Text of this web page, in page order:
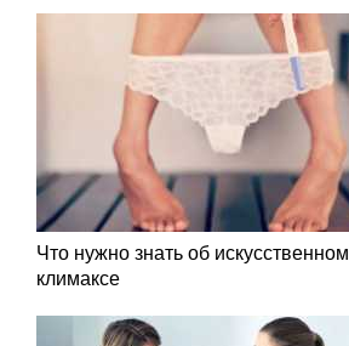
Что нужно знать об искусственном
климаксе